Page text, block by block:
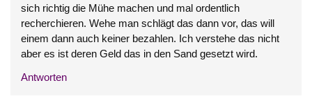
sich richtig die Mühe machen und mal ordentlich
recherchieren. Wehe man schlägt das dann vor, das will
einem dann auch keiner bezahlen. Ich verstehe das nicht
aber es ist deren Geld das in den Sand gesetzt wird.
Antworten